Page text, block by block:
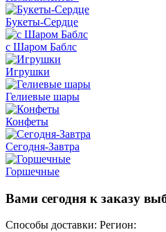
Букеты-Сердце
с Шаром Баблс
Игрушки
Гелиевые шары
Конфеты
Сегодня-Завтра
Горшечные
Вами сегодня к заказу
Способы доставки: Регион: